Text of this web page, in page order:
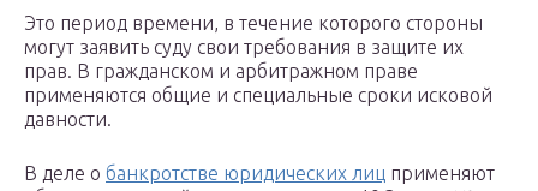
Это период времени, в течение которого стороны
могут заявить суду свои требования в защите их
прав. В гражданском и арбитражном праве
применяются общие и специальные сроки исковой
давности.
В деле о банкротстве юридических лиц применяют